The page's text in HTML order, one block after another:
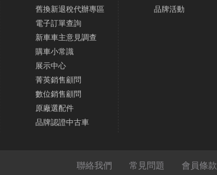
舊換新退稅代辦專區
電子訂單查詢
新車車主意見調查
購車小常識
展示中心
菁英銷售顧問
數位銷售顧問
原廠選配件
品牌認證中古車
品牌活動
聯絡我們 常見問題 會員條款